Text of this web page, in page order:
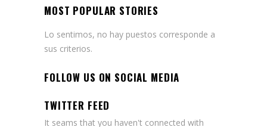
MOST POPULAR STORIES
Lo sentimos, no hay puestos corresponde a
sus criterios.
FOLLOW US ON SOCIAL MEDIA
TWITTER FEED
It seams that you haven't connected with